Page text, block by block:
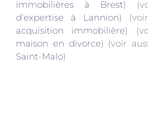
immobilières à Brest)
d’expertise à Lannion)
acquisition immobilière)
maison en divorce) (voir
Saint-Malo)